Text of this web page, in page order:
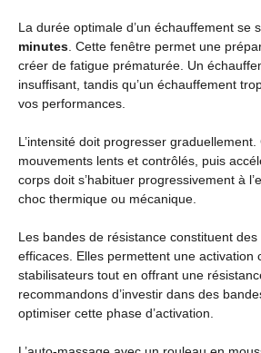
La durée optimale d’un échauffement se
minutes . Cette fenêtre permet une
créer de fatigue prématurée. Un
insuffisant, tandis qu’un échauffement
vos performances.
L’intensité doit progresser
mouvements lents et contrôlés, puis
corps doit s’habituer progressivement à
choc thermique ou mécanique.
Les bandes de résistance constituent
efficaces. Elles permettent une activation
stabilisateurs tout en offrant une
recommandons d’investir dans des
optimiser cette phase d’activation.